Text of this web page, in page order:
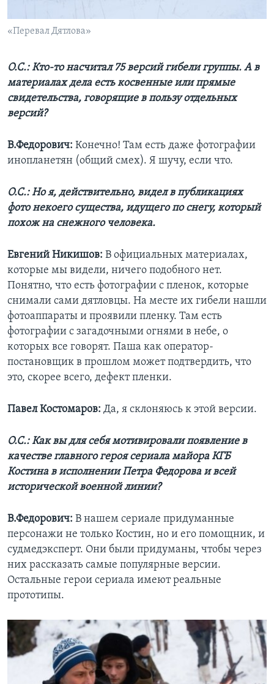
«Перевал Дятлова»
О.С.: Кто-то насчитал 75 версий гибели группы. А в
материалах дела есть косвенные или прямые
свидетельства, говорящие в пользу отдельных
версий?
В.Федорович: Конечно! Там есть даже фотографии
инопланетян (общий смех). Я шучу, если что.
О.С.: Но я, действительно, видел в публикациях
фото некоего существа, идущего по снегу, который
похож на снежного человека.
Евгений Никишов: В официальных материалах,
которые мы видели, ничего подобного нет.
Понятно, что есть фотографии с пленок, которые
снимали сами дятловцы. На месте их гибели нашли
фотоаппараты и проявили пленку. Там есть
фотографии с загадочными огнями в небе, о
которых все говорят. Паша как оператор-
постановщик в прошлом может подтвердить, что
это, скорее всего, дефект пленки.
Павел Костомаров: Да, я склоняюсь к этой версии.
О.С.: Как вы для себя мотивировали появление в
качестве главного героя сериала майора КГБ
Костина в исполнении Петра Федорова и всей
исторической военной линии?
В.Федорович: В нашем сериале придуманные
персонажи не только Костин, но и его помощник, и
судмедэксперт. Они были придуманы, чтобы через
них рассказать самые популярные версии.
Остальные герои сериала имеют реальные
прототипы.